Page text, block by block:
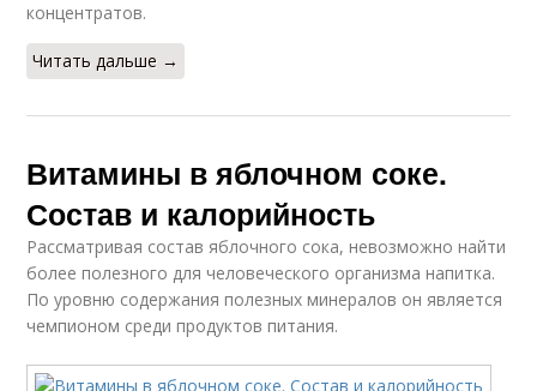
концентратов.
Читать дальше →
Витамины в яблочном соке.
Состав и калорийность
Рассматривая состав яблочного сока, невозможно найти
более полезного для человеческого организма напитка.
По уровню содержания полезных минералов он является
чемпионом среди продуктов питания.